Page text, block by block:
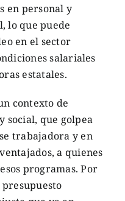
en personal y
lo que puede
en el sector
salariales
estatales.
contexto de
social, que golpea
trabajadora y en
a quienes
programas. Por